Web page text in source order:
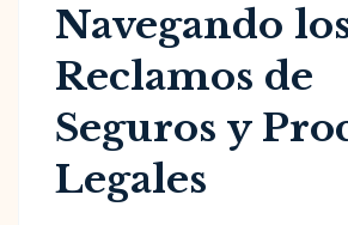
Navegando
Reclamos de
Seguros y
Legales